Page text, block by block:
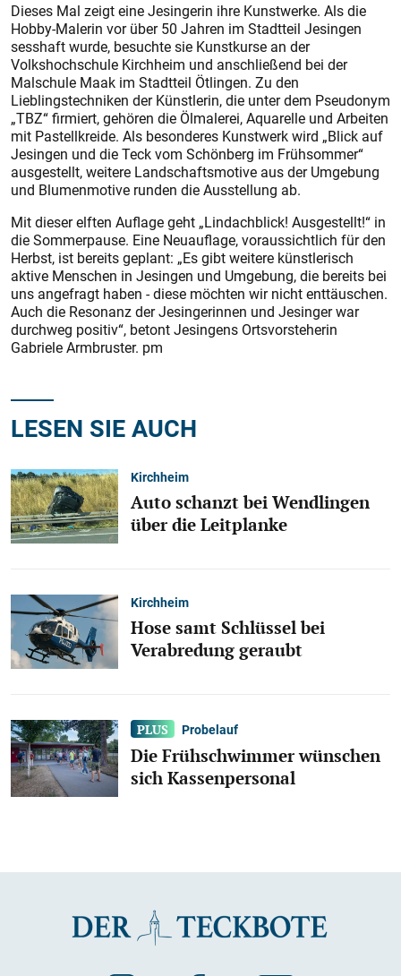
Dieses Mal zeigt eine Jesingerin ihre Kunstwerke. Als die
Hobby-Malerin vor über 50 Jahren im Stadtteil Jesingen
sesshaft wurde, besuchte sie Kunstkurse an der
Volkshochschule Kirchheim und anschließend bei der
Malschule Maak im Stadtteil Ötlingen. Zu den
Lieblingstechniken der Künstlerin, die unter dem Pseudonym
„TBZ“ firmiert, gehören die Ölmalerei, Aquarelle und Arbeiten
mit Pastellkreide. Als besonderes Kunstwerk wird „Blick auf
Jesingen und die Teck vom Schönberg im Frühsommer“
ausgestellt, weitere Landschaftsmotive aus der Umgebung
und Blumenmotive runden die Ausstellung ab.
Mit dieser elften Auflage geht „Lindachblick! Ausgestellt!“ in
die Sommerpause. Eine Neuauflage, voraussichtlich für den
Herbst, ist bereits geplant: „Es gibt weitere künstlerisch
aktive Menschen in Jesingen und Umgebung, die bereits bei
uns angefragt haben - diese möchten wir nicht enttäuschen.
Auch die Resonanz der Jesingerinnen und Jesinger war
durchweg positiv“, betont Jesingens Ortsvorsteherin
Gabriele Armbruster. pm
LESEN SIE AUCH
Kirchheim
Auto schanzt bei Wendlingen
über die Leitplanke
Kirchheim
Hose samt Schlüssel bei
Verabredung geraubt
Probelauf
Die Frühschwimmer wünschen
sich Kassenpersonal